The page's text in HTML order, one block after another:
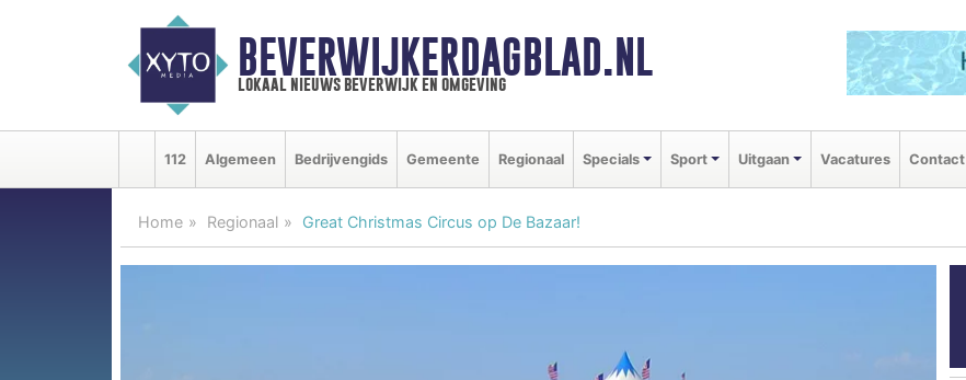
BEVERWIJKERDAGBLAD.NL
lokaal nieuws beverwijk en omgeving
112 Algemeen Bedrijvengids Gemeente Regionaal Specials Sport Uitgaan Vacatures Contact
Home Regionaal Great Christmas Circus op De Bazaar!